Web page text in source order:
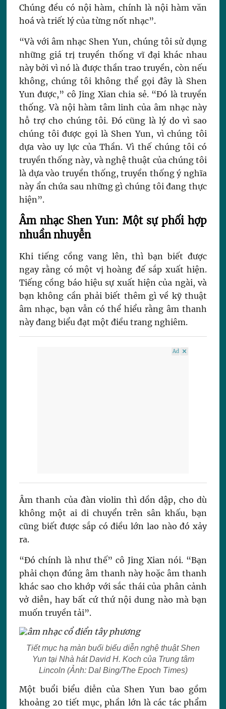
Chúng đều có nội hàm, chính là nội hàm văn
hoá và triết lý của từng nốt nhạc”.
“Và với âm nhạc Shen Yun, chúng tôi sử dụng
những giá trị truyền thống vĩ đại khác nhau
này bởi vì nó là được thần trao truyền, còn nếu
không, chúng tôi không thể gọi đây là Shen
Yun được,” cô Jing Xian chia sẻ. “Đó là truyền
thống. Và nội hàm tâm linh của âm nhạc này
hỗ trợ cho chúng tôi. Đó cũng là lý do vì sao
chúng tôi được gọi là Shen Yun, vì chúng tôi
dựa vào uy lực của Thần. Vì thế chúng tôi có
truyền thống này, và nghệ thuật của chúng tôi
là dựa vào truyền thống, truyền thống ý nghĩa
này ẩn chứa sau những gì chúng tôi đang thực
hiện”.
Âm nhạc Shen Yun: Một sự phối hợp
nhuần nhuyễn
Khi tiếng cồng vang lên, thì bạn biết được
ngay rằng có một vị hoàng đế sắp xuất hiện.
Tiếng cồng báo hiệu sự xuất hiện của ngài, và
bạn không cần phải biết thêm gì về kỹ thuật
âm nhạc, bạn vẫn có thể hiểu rằng âm thanh
này đang biểu đạt một điều trang nghiêm.
Ad
Âm thanh của đàn violin thì dồn dập, cho dù
không một ai di chuyển trên sân khấu, bạn
cũng biết được sắp có điều lớn lao nào đó xảy
ra.
“Đó chính là như thế” cô Jing Xian nói. “Bạn
phải chọn đúng âm thanh này hoặc âm thanh
khác sao cho khớp với sắc thái của phân cảnh
vở diễn, hay bất cứ thứ nội dung nào mà bạn
muốn truyền tải”.
Tiết mục hạ màn buổi biểu diễn nghệ thuật Shen
Yun tại Nhà hát David H. Koch của Trung tâm
Lincoln (Ảnh: Dal Bing/The Epoch Times)
Một buổi biểu diễn của Shen Yun bao gồm
khoảng 20 tiết mục, phần lớn là các tác phẩm